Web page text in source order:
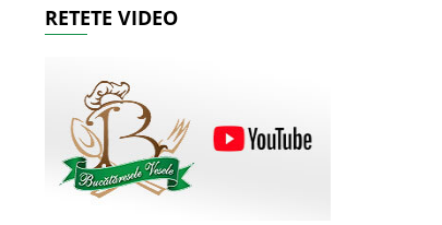
RETETE VIDEO